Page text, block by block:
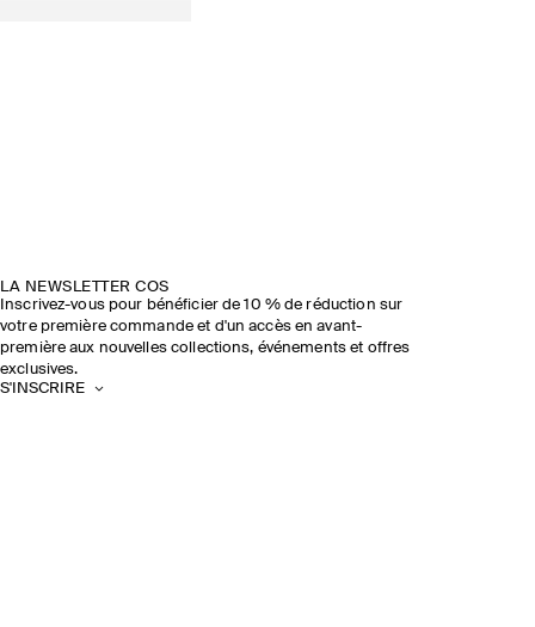
LA NEWSLETTER COS
Inscrivez-vous pour bénéficier de 10 % de réduction sur
votre première commande et d'un accès en avant-
première aux nouvelles collections, événements et offres
exclusives.
S'INSCRIRE